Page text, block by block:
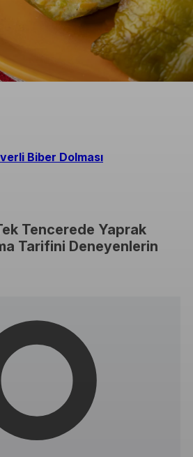
Biber Dolması
Tencerede Yaprak
Tarifini Deneyenlerin